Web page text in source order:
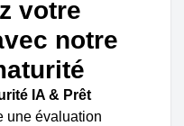
votre
notre
IA & Prêt
une évaluation